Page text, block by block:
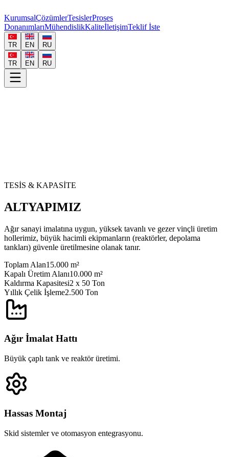
KurumsalÇözümlerTesislerProses
DonanımlarıMühendislikKaliteİletişimTeklif İste
TR EN RU
TR EN RU
TESİS & KAPASİTE
ALTYAPIMIZ
Ağır sanayi imalatına uygun, yüksek tavanlı ve gezer vinçli üretim
hollerimiz, büyük hacimli ekipmanların (reaktörler, depolama
tankları) güvenle üretilmesine olanak tanır.
Toplam Alan15.000 m²
Kapalı Üretim Alanı10.000 m²
Kaldırma Kapasitesi2 x 50 Ton
Yıllık Çelik İşleme2.500 Ton
Ağır İmalat Hattı
Büyük çaplı tank ve reaktör üretimi.
Hassas Montaj
Skid sistemler ve otomasyon entegrasyonu.